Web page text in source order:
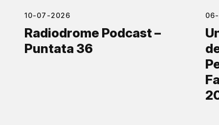
10-07-2026
Radiodrome Podcast –
Puntata 36